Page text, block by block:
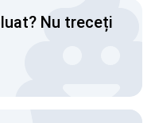
Nu treceți